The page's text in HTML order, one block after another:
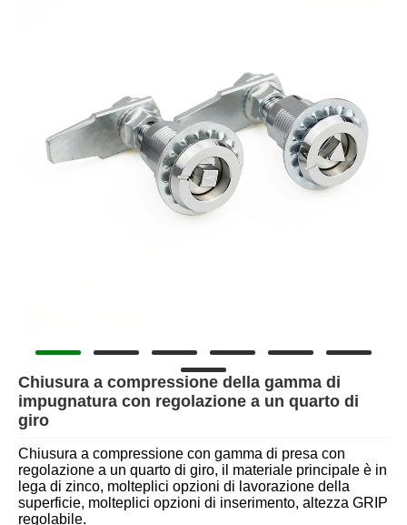
Chiusura a compressione della gamma di
impugnatura con regolazione a un quarto di
giro
Chiusura a compressione con gamma di presa con
regolazione a un quarto di giro, il materiale principale è in
lega di zinco, molteplici opzioni di lavorazione della
superficie, molteplici opzioni di inserimento, altezza GRIP
regolabile.